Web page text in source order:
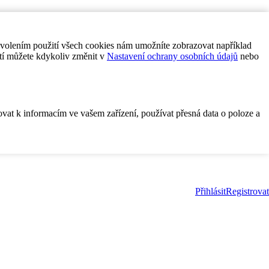
použití všech cookies nám umožníte zobrazovat například
můžete kdykoliv změnit v Nastavení ochrany osobních údajů nebo
k informacím ve vašem zařízení, používat přesná data o poloze a
PřihlásitRegistrovat